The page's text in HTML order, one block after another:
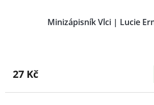
Minizápisník Vlci | Lucie
27 Kč